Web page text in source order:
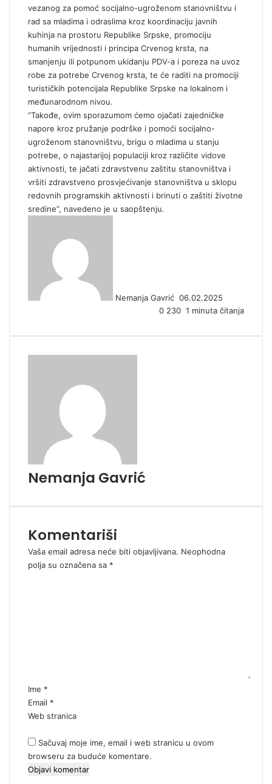
vezanog za pomoć socijalno-ugroženom stanovništvu i
rad sa mladima i odraslima kroz koordinaciju javnih
kuhinja na prostoru Republike Srpske, promociju
humanih vrijednosti i principa Crvenog krsta, na
smanjenju ili potpunom ukidanju PDV-a i poreza na uvoz
robe za potrebe Crvenog krsta, te će raditi na promociji
turističkih potencijala Republike Srpske na lokalnom i
međunarodnom nivou.
“Takođe, ovim sporazumom ćemo ojačati zajedničke
napore kroz pružanje podrške i pomoći socijalno-
ugroženom stanovništvu, brigu o mladima u stanju
potrebe, o najastarijoj populaciji kroz različite vidove
aktivnosti, te jačati zdravstvenu zaštitu stanovništva i
vršiti zdravstveno prosvjećivanje stanovništva u sklopu
redovnih programskih aktivnosti i brinuti o zaštiti životne
sredine”, navedeno je u saopštenju.
Nemanja Gavrić e
m
i
06.02.2025
0 230 1 minuta čitanja
Nemanja Gavrić
Komentariši
Vaša email adresa neće biti objavljivana. Neophodna
polja su označena sa *
*Ime *
Email *
Web stranica
Sačuvaj moje ime, email i web stranicu u ovom
browseru za buduće komentare.